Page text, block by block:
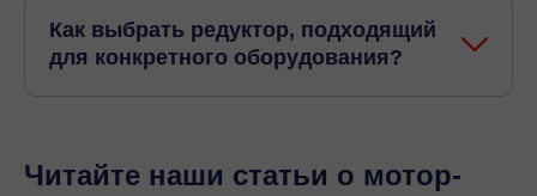
Как выбрать редуктор, подходящий
для конкретного оборудования?
Читайте наши статьи о мотор-